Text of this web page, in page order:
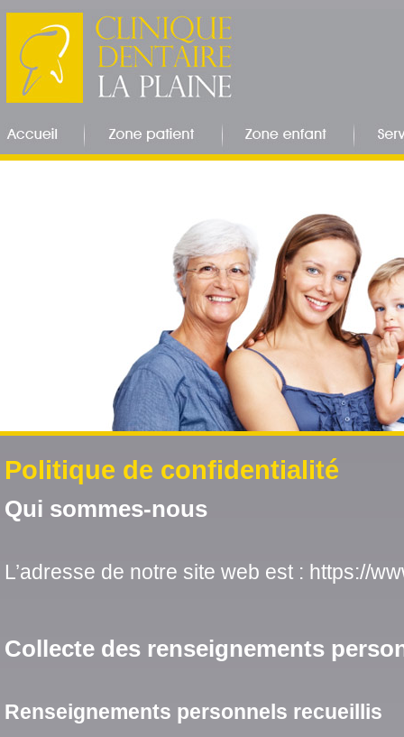
Politique de confidentialité
Qui sommes-nous
L’adresse de notre site web est : https://
Collecte des renseignements
Renseignements personnels recueillis